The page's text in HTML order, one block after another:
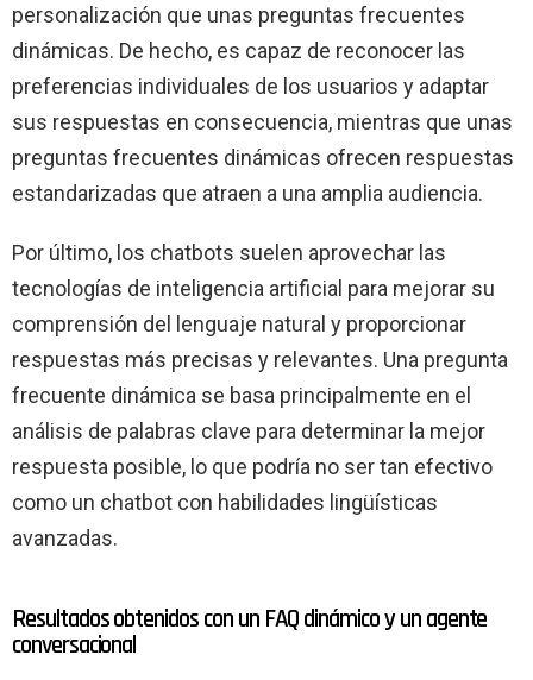
personalización que unas preguntas frecuentes
dinámicas. De hecho, es capaz de reconocer las
preferencias individuales de los usuarios y adaptar
sus respuestas en consecuencia, mientras que unas
preguntas frecuentes dinámicas ofrecen respuestas
estandarizadas que atraen a una amplia audiencia.
Por último, los chatbots suelen aprovechar las
tecnologías de inteligencia artificial para mejorar su
comprensión del lenguaje natural y proporcionar
respuestas más precisas y relevantes. Una pregunta
frecuente dinámica se basa principalmente en el
análisis de palabras clave para determinar la mejor
respuesta posible, lo que podría no ser tan efectivo
como un chatbot con habilidades lingüísticas
avanzadas.
Resultados obtenidos con un FAQ dinámico y un agente
conversacional